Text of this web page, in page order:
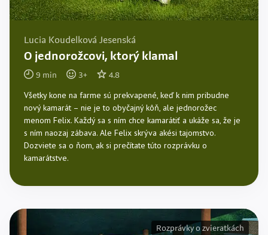
Lucia Koudelková Jesenská
O jednorožcovi, ktorý klamal
9 min 3+ 4.8
Všetky kone na farme sú prekvapené, keď k nim pribudne
nový kamarát – nie je to obyčajný kôň, ale jednorožec
menom Felix. Každý sa s ním chce kamarátiť a ukáže sa, že je
s ním naozaj zábava. Ale Felix skrýva akési tajomstvo.
Dozviete sa o ňom, ak si prečítate túto rozprávku o
kamarátstve.
Rozprávky o zvieratkách